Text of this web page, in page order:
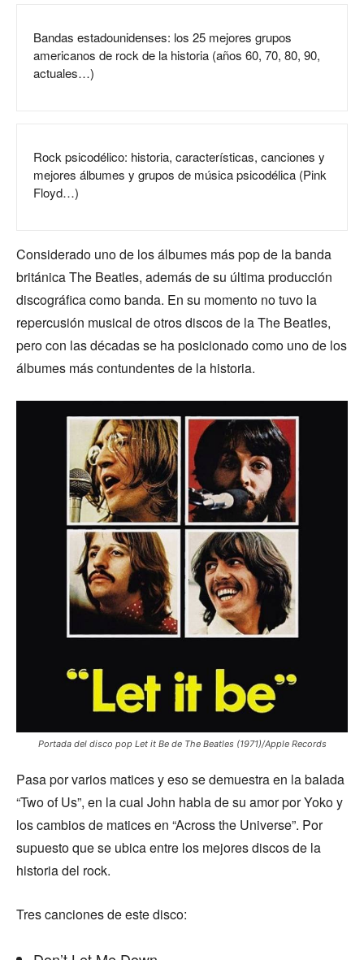
Bandas estadounidenses: los 25 mejores grupos
americanos de rock de la historia (años 60, 70, 80, 90,
actuales…)
Rock psicodélico: historia, características, canciones y
mejores álbumes y grupos de música psicodélica (Pink
Floyd…)
Considerado uno de los álbumes más pop de la banda
británica The Beatles, además de su última producción
discográfica como banda. En su momento no tuvo la
repercusión musical de otros discos de la The Beatles,
pero con las décadas se ha posicionado como uno de los
álbumes más contundentes de la historia.
Portada del disco pop Let it Be de The Beatles (1971)/Apple Records
Pasa por varios matices y eso se demuestra en la balada
“Two of Us”, en la cual John habla de su amor por Yoko y
los cambios de matices en “Across the Universe”. Por
supuesto que se ubica entre los mejores discos de la
historia del rock.
Tres canciones de este disco: